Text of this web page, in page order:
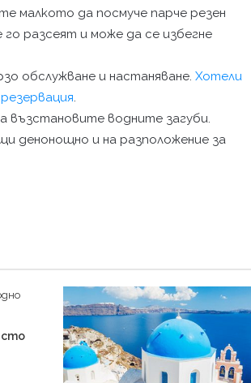
малкото да посмуче парче резен
разсеят и може да се избегне
обслужване и настаняване. Хотели
.
възстановите водните загуби.
денонощно и на разположение за